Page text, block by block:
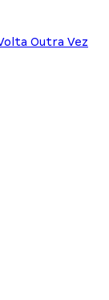
Outra Vez